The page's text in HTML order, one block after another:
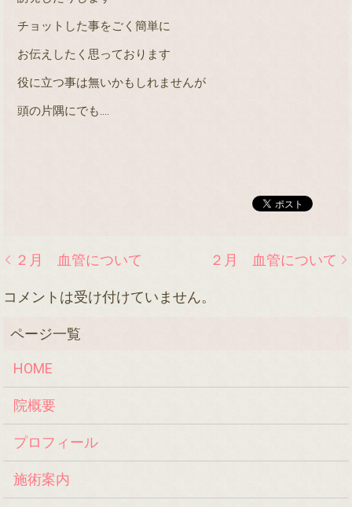
チョットした事をごく簡単に
お伝えしたく思っております
役に立つ事は無いかもしれませんが
頭の片隅にでも‥‥
２月 血管について ２月 血管について
コメントは受け付けていません。
HOME
院概要
プロフィール
施術案内